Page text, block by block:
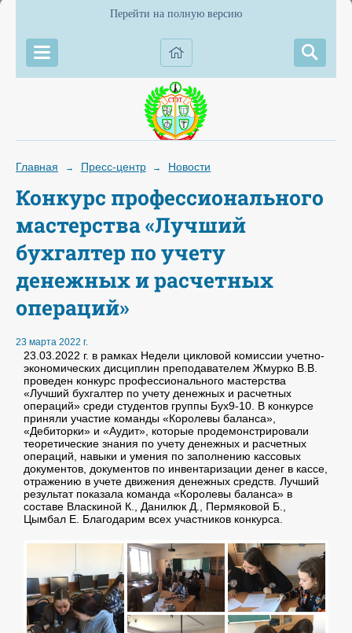
Перейти на полную версию
Главная → Пресс-центр → Новости
Конкурс профессионального
мастерства «Лучший
бухгалтер по учету
денежных и расчетных
операций»
23 марта 2022 г.
23.03.2022 г. в рамках Недели цикловой комиссии учетно-
экономических дисциплин преподавателем Жмурко В.В.
проведен конкурс профессионального мастерства
«Лучший бухгалтер по учету денежных и расчетных
операций» среди студентов группы Бух9-10. В конкурсе
приняли участие команды «Королевы баланса»,
«Дебиторки» и «Аудит», которые продемонстрировали
теоретические знания по учету денежных и расчетных
операций, навыки и умения по заполнению кассовых
документов, документов по инвентаризации денег в кассе,
отражению в учете движения денежных средств. Лучший
результат показала команда «Королевы баланса» в
составе Власкиной К., Данилюк Д., Пермяковой Б.,
Цымбал Е. Благодарим всех участников конкурса.